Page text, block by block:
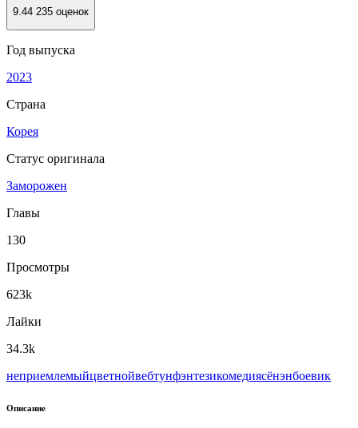
9.44 235 оценок
Год выпуска
2023
Страна
Корея
Статус оригинала
Заморожен
Главы
130
Просмотры
623k
Лайки
34.3k
неприемлемыйцветнойвeбтунфэнтезикомедиясёнэнбоевик
Описание